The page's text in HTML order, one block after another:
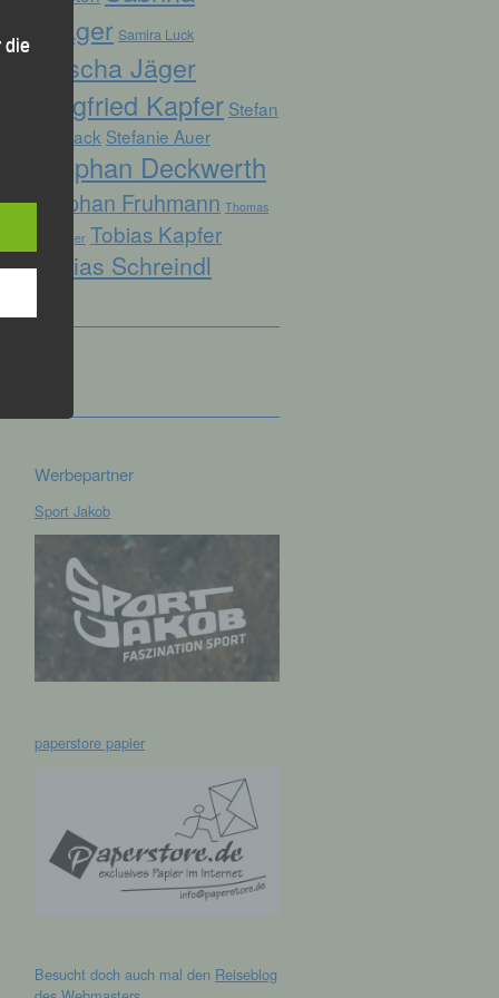
Prager Samira Luck
Sascha Jäger
Siegfried Kapfer Stefan
Biersack Stefanie Auer
Stephan Deckwerth
Stephan Fruhmann Thomas
Kopfinger Tobias Kapfer
Tobias Schreindl
Werbepartner
Sport Jakob
paperstore papier
Besucht doch auch mal den Reiseblog
die